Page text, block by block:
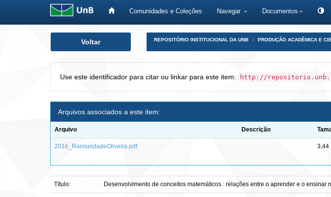
Comunidades e Coleções Navegar Documentos
Voltar REPOSITÓRIO INSTITUCIONAL DA UNB PRODUÇÃO ACADÊMICA E
Use este identificador para citar ou linkar para este item: http://
Arquivos associados a este item:
Arquivo Descrição
2016_RaimundadeOliveira.pdf 3,44
Título: Desenvolvimento de conceitos matemáticos : relações entre o aprender e o ensinar